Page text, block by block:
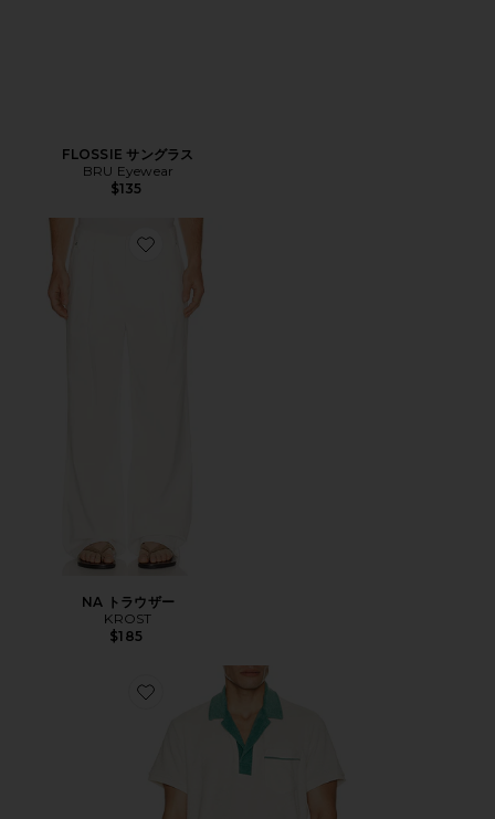
FLOSSIE サングラス
BRU Eyewear
$135
Favorite NA トラウザー
NA トラウザー
KROST
$185
Favorite EMILIO シャツ